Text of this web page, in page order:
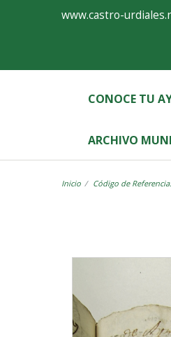
Castro-
Urdiales
www.castro-
CONOCE TU
ARCHIVO
Inicio Código de